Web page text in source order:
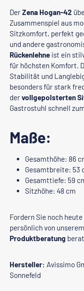
DerZena Hogan-42
Zusammenspiel aus
Sitzkomfort, perfekt
und andere
Rückenlehne ist ein
für höchsten Komfort.
Stabilität und
besonders für stark
dervollgepolsterten
Gastrostuhl schnell
Maße:
Gesamthöhe: 86
Gesamtbreite: 53
Gesamttiefe: 59
Sitzhöhe: 48 cm
Fordern Sie noch heute
persönlich von unserem
Produktberatung
Hersteller: Avissimo
Sonnefeld